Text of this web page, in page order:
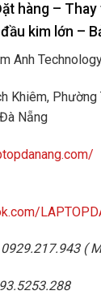
hàng – Thay
kim lớn –
Anh
Khiêm, Phường
Nẵng
(